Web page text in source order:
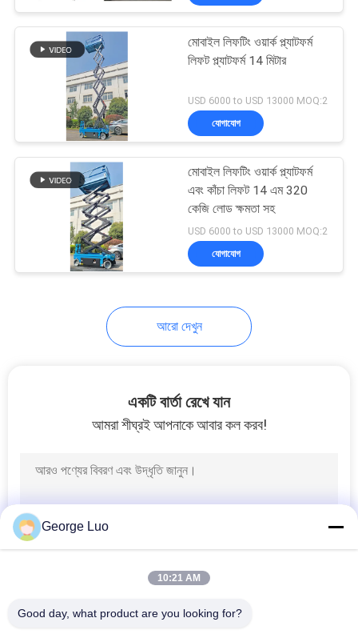
মোবাইল লিফটিং ওয়ার্ক প্ল্যাটফর্ম
লিফট প্ল্যাটফর্ম 14 মিটার
USD 6000 to USD 13000 MOQ:2
যোগাযোগ
মোবাইল লিফটিং ওয়ার্ক প্ল্যাটফর্ম
এবং কাঁচা লিফট 14 এম 320
কেজি লোড ক্ষমতা সহ
USD 6000 to USD 13000 MOQ:2
যোগাযোগ
আরো দেখুন
একটি বার্তা রেখে যান
আমরা শীঘ্রই আপনাকে আবার কল করব!
George Luo
10:21 AM
Good day, what product are you looking for?